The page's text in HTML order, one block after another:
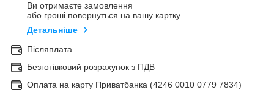
Ви отримаєте замовлення
або гроші повернуться на вашу картку
Детальніше
Післяплата
Безготівковий розрахунок з ПДВ
Оплата на карту Приватбанка (4246 0010 0779 7834)